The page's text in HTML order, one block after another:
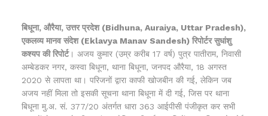
बिधूना, औरैया, उत्तर प्रदेश (Bidhuna, Auraiya, Uttar Pradesh),
एकलव्य मानव संदेश (Eklavya Manav Sandesh) रिपोर्टर सुधांशु
कश्यप की रिपोर्ट। अजय कुमार (उम्र करीब 17 वर्ष) पुत्र पातीराम, निवासी
अम्बेडकर नगर, कस्वा बिधूना, थाना बिधूना, जनपद औरैया, 18 अगस्त
2020 से लापता था। परिजनों द्वारा काफी खोजबीन की गई, लेकिन जब
अजय नहीं मिला तो इसकी सूचना थाना बिधूना में दी गई, जिस पर थाना
बिधूना मु.अ. सं. 377/20 अंतर्गत धारा 363 आईपीसी पंजीकृत कर सभी